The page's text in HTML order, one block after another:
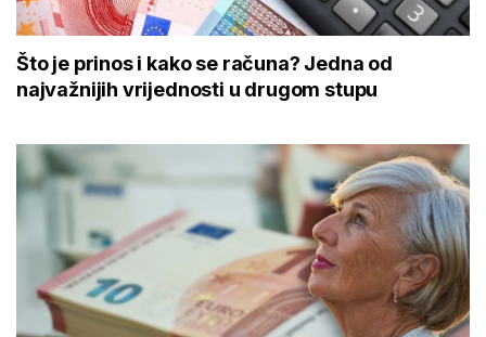
Što je prinos i kako se računa? Jedna od
najvažnijih vrijednosti u drugom stupu